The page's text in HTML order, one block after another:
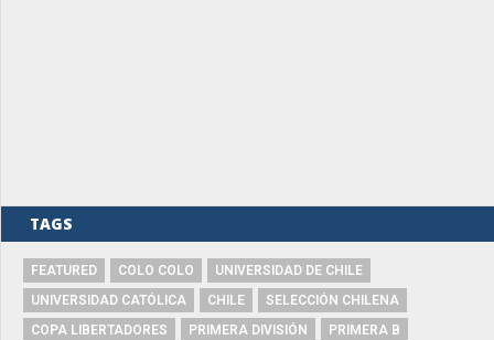
TAGS
FEATURED COLO COLO
UNIVERSIDAD DE CHILE
UNIVERSIDAD CATÓLICA
CHILE
SELECCIÓN CHILENA
COPA LIBERTADORES
PRIMERA DIVISIÓN
PRIMERA B